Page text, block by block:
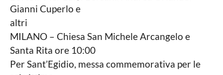
Gianni Cuperlo e
altri
MILANO – Chiesa San Michele Arcangelo e
Santa Rita ore 10:00
Per Sant’Egidio, messa commemorativa per le